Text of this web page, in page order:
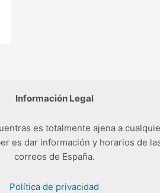
Información Legal
es totalmente ajena a
es dar información y horarios de
correos de España.
Política de privacidad